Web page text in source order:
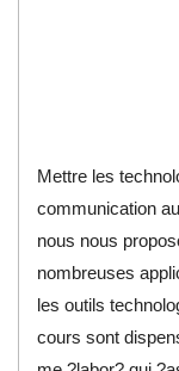
Mettre les
communication
nous nous
nombreuses
les outils
cours sont